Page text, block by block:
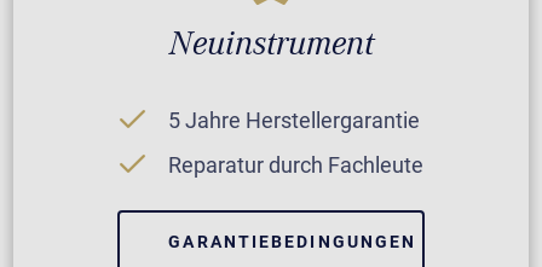
Neuinstrument
5 Jahre Herstellergarantie
Reparatur durch Fachleute
GARANTIEBEDINGUNGEN